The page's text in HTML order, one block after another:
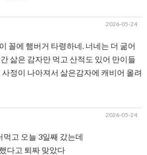
2026-05-24
꼴에 햄버거 타령하네. 너네는 더 굶어
삶은 감자만 먹고 산적도 있어 만이들
사정이 나아져서 삶은감자에 캐비어 올려
2026-05-24
고 오늘 3일째 갔는데
다고 퇴짜 맞았다